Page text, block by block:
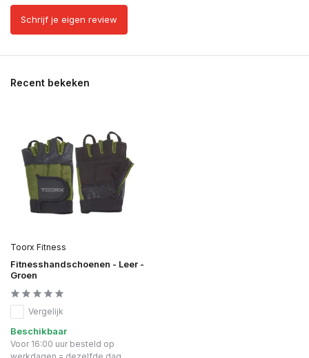
Schrijf je eigen review
Recent bekeken
Toorx Fitness
Fitnesshandschoenen - Leer -
Groen
Vergelijk
Beschikbaar
Voor 16:00 uur besteld op